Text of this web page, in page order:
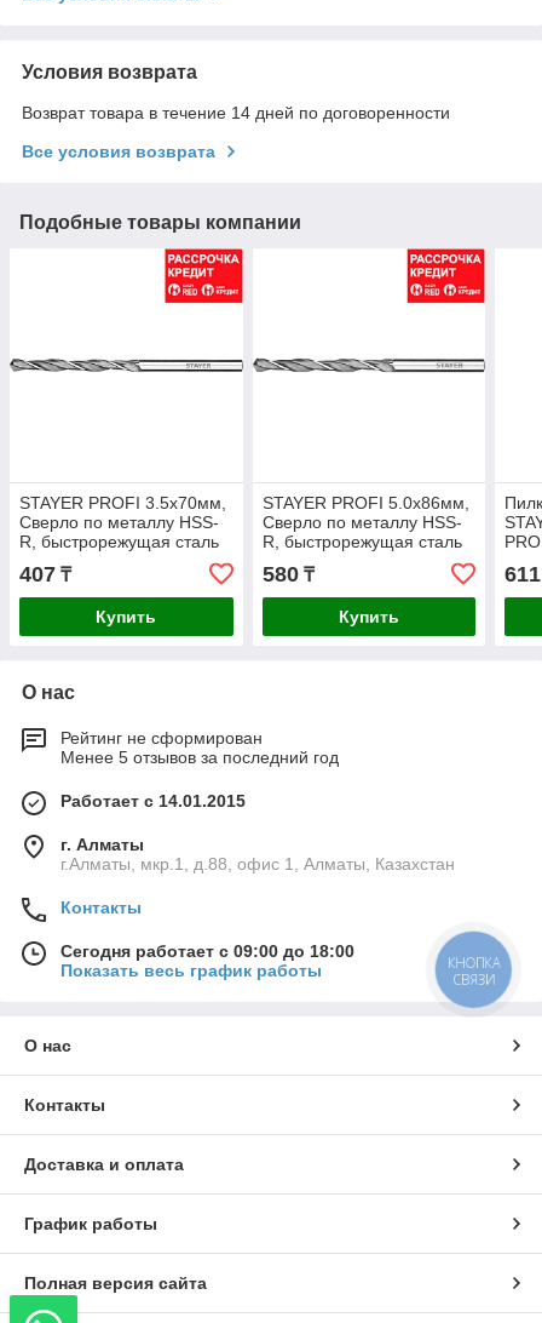
Условия возврата
Возврат товара в течение 14 дней по договоренности
Все условия возврата
Подобные товары компании
STAYER PROFI 3.5х70мм,
Сверло по металлу HSS-
R, быстрорежущая сталь
407 ₸
Купить
STAYER PROFI 5.0х86мм,
Сверло по металлу HSS-
R, быстрорежущая сталь
580₸
Купить
шаг
611
О нас
Рейтинг не сформирован
Менее 5 отзывов за последний год
Работает с 14.01.2015
г. Алматы
г.Алматы, мкр.1, д.88, офис 1, Алматы, Казахстан
Контакты
Сегодня работает с 09:00 до 18:00
Показать весь график работы
О нас
Контакты
Доставка и оплата
График работы
Полная версия сайта
КНОПКА
СВЯЗИ